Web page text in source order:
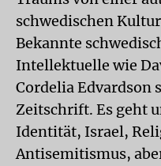
schwedischen
Bekannte
Intellektuelle wie
Cordelia Edvardson
Zeitschrift. Es geht
Identität, Israel,
Antisemitismus,